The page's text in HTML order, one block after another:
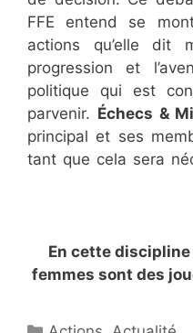
FFE entend se
actions qu’elle dit
progression et
politique qui est
parvenir. Échecs &
principal et ses
tant que cela sera
En cette
femmes sont des
Catégories